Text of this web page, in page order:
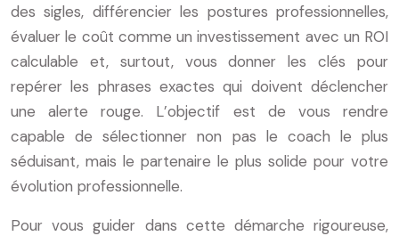
des sigles, différencier les postures professionnelles,
évaluer le coût comme un investissement avec un ROI
calculable et, surtout, vous donner les clés pour
repérer les phrases exactes qui doivent déclencher
une alerte rouge. L’objectif est de vous rendre
capable de sélectionner non pas le coach le plus
séduisant, mais le partenaire le plus solide pour votre
évolution professionnelle.
Pour vous guider dans cette démarche rigoureuse,